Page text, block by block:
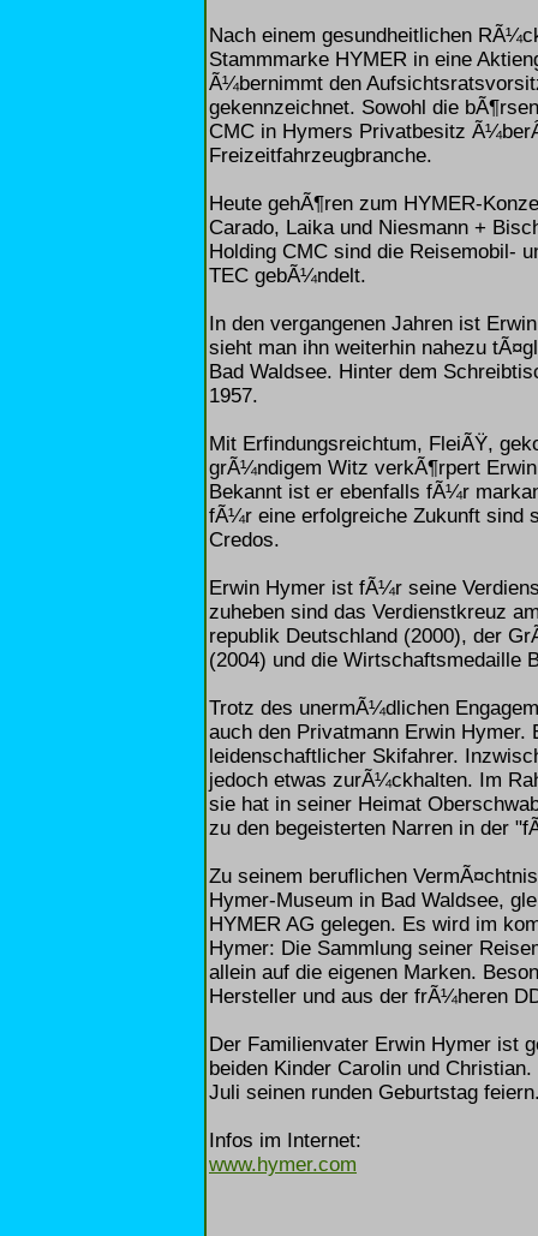
Nach einem gesundheitlichen
Stammmarke HYMER in eine
Ã¼bernimmt den
gekennzeichnet. Sowohl die
CMC in Hymers Privatbesitz
Freizeitfahrzeugbranche.
Heute gehÃ¶ren zum HYMER-
Carado, Laika und Niesmann +
Holding CMC sind die Reisemobil-
TEC gebÃ¼ndelt.
In den vergangenen Jahren ist
sieht man ihn weiterhin nahezu
Bad Waldsee. Hinter dem
1957.
Mit Erfindungsreichtum, FleiÃŸ,
grÃ¼ndigem Witz verkÃ¶rpert
Bekannt ist er ebenfalls fÃ¼r
fÃ¼r eine erfolgreiche Zukunft sind
Credos.
Erwin Hymer ist fÃ¼r seine
zuheben sind das Verdienstkreuz
republik Deutschland (2000), der
(2004) und die Wirtschaftsmedaille
Trotz des unermÃ¼dlichen
auch den Privatmann Erwin
leidenschaftlicher Skifahrer.
jedoch etwas zurÃ¼ckhalten. Im
sie hat in seiner Heimat
zu den begeisterten Narren in der
Zu seinem beruflichen
Hymer-Museum in Bad Waldsee,
HYMER AG gelegen. Es wird im
Hymer: Die Sammlung seiner
allein auf die eigenen Marken.
Hersteller und aus der frÃ¼heren
Der Familienvater Erwin Hymer ist
beiden Kinder Carolin und
Juli seinen runden Geburtstag
Infos im Internet:
www.hymer.com